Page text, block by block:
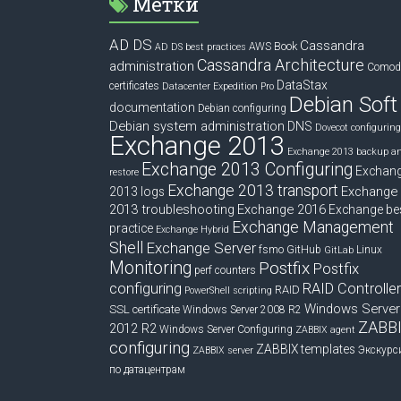
AD DS AD DS best practices AWS Book Cassandra
administration Cassandra Architecture
certificates Datacenter Expedition Pro DataStax
documentation Debian configuring Debian Soft
Debian system administration DNS Dovecot configuring
Exchange 2013 Exchange 2013 backup
restore Exchange 2013 Configuring
2013 logs Exchange 2013 transport Exchange
2013 troubleshooting Exchange 2016 Exchange
practice Exchange Hybrid Exchange Management
Shell
Exchange Server fsmo GitHub GitLab Linux
Monitoring perf counters Postfix Postfix
configuring PowerShell scripting RAID RAID
SSL certificate Windows Server 2008 R2 Windows Server
2012 R2 Windows Server Configuring ZABBIX agent
configuring ZABBIX server ZABBIX templates
по датацентрам